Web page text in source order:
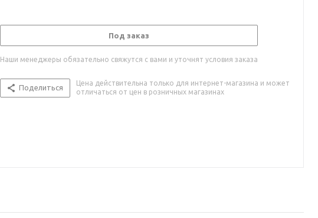
Под заказ
Наши менеджеры обязательно свяжутся с вами и уточнят условия заказа
Поделиться
Цена действительна только для интернет-магазина и может
отличаться от цен в розничных магазинах